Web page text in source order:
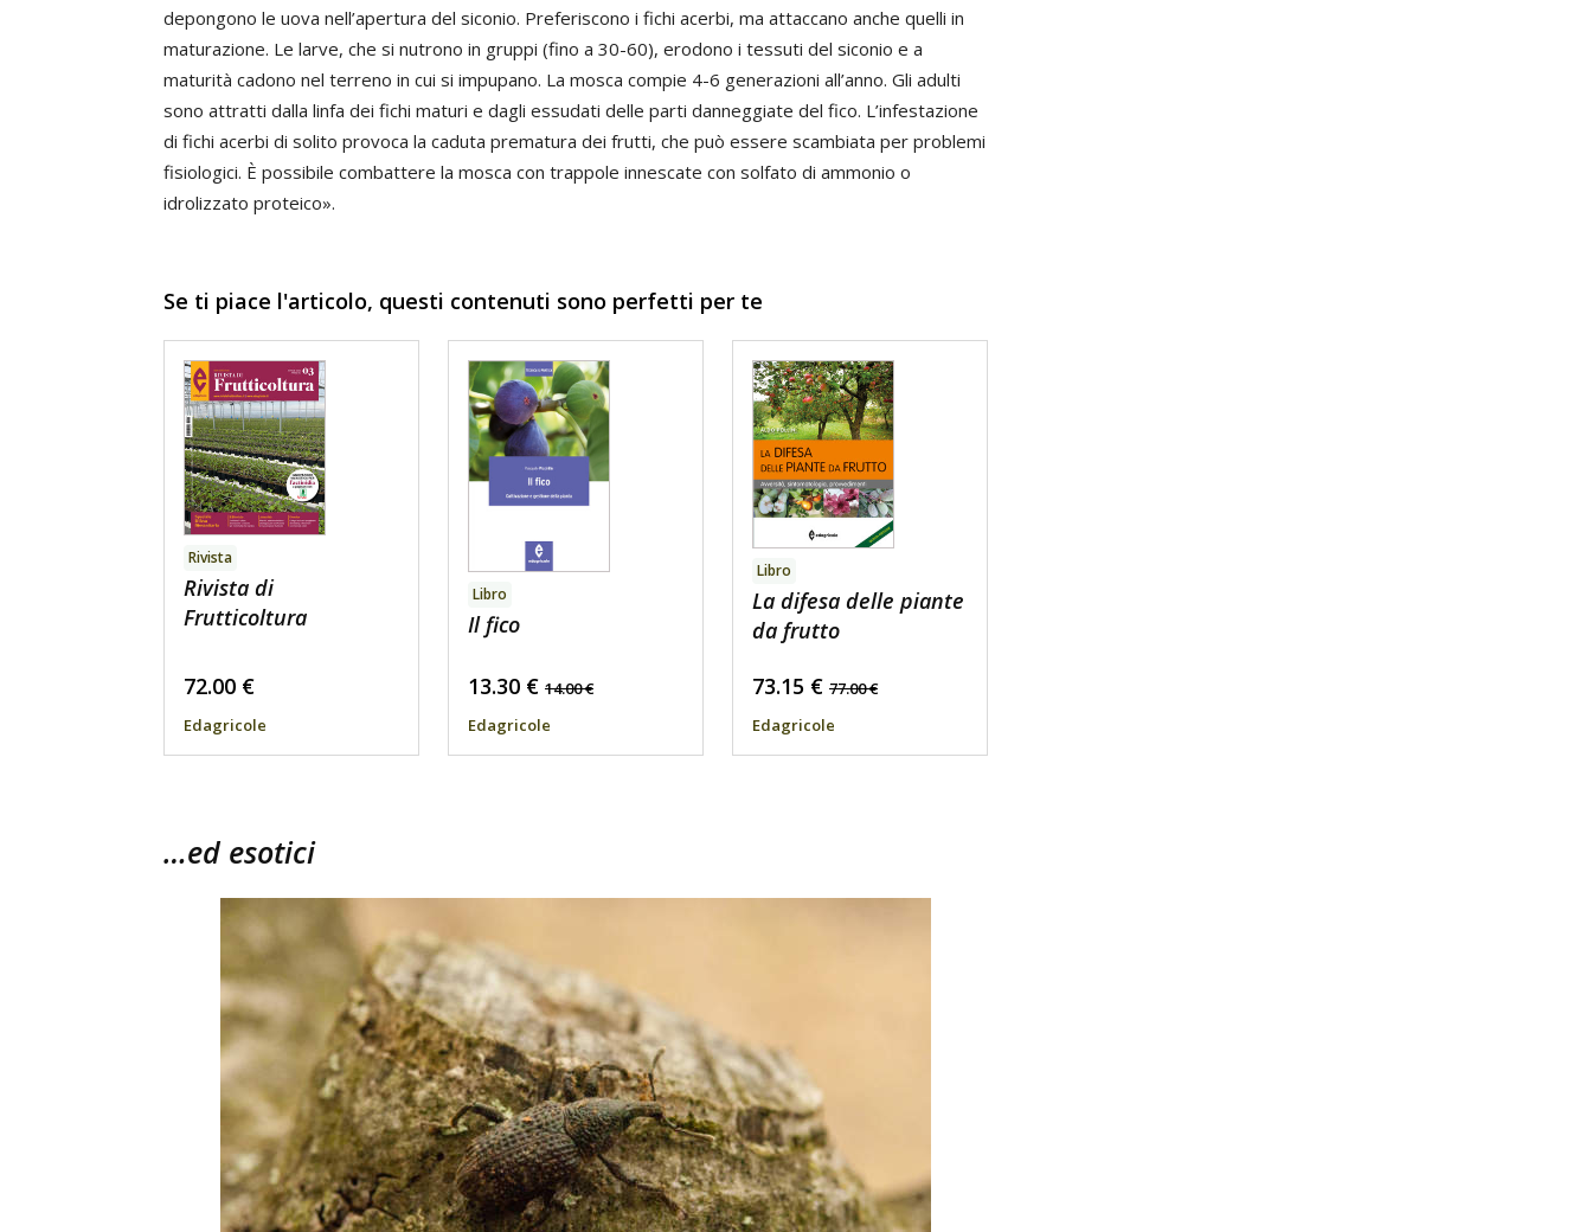
depongono le uova nell’apertura del siconio. Preferiscono i fichi acerbi, ma attaccano anche quelli in
maturazione. Le larve, che si nutrono in gruppi (fino a 30-60), erodono i tessuti del siconio e a
maturità cadono nel terreno in cui si impupano. La mosca compie 4-6 generazioni all’anno. Gli adulti
sono attratti dalla linfa dei fichi maturi e dagli essudati delle parti danneggiate del fico. L’infestazione
di fichi acerbi di solito provoca la caduta prematura dei frutti, che può essere scambiata per problemi
fisiologici. È possibile combattere la mosca con trappole innescate con solfato di ammonio o
idrolizzato proteico».
Se ti piace l'articolo, questi contenuti sono perfetti per te
Rivista
Rivista di
Frutticoltura
72.00 €
Edagricole
Libro
Il fico
13.30 € 14.00€
Edagricole
Libro
La difesa delle piante
da frutto
73.15 € 77.00€
Edagricole
…ed esotici